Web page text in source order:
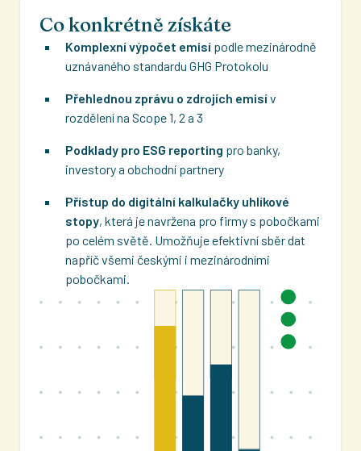
Co konkrétně získáte
Komplexní výpočet emisí podle mezinárodně
uznávaného standardu GHG Protokolu
Přehlednou zprávu o zdrojích emisív
rozdělení na Scope 1, 2 a 3
Podklady pro ESG reporting pro banky,
investory a obchodní partnery
Přístup do digitální kalkulačky uhlíkové
stopy, která je navržena pro firmy s pobočkami
po celém světě. Umožňuje efektivní sběr dat
napříč všemi českými i mezinárodními
pobočkami.